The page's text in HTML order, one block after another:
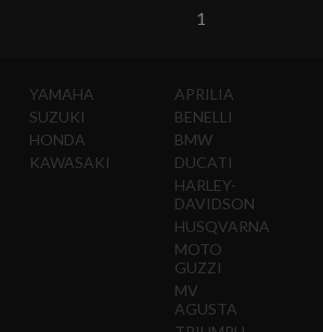
1
YAMAHA
SUZUKI
HONDA
KAWASAKI
APRILIA
BENELLI
BMW
DUCATI
HARLEY-
DAVIDSON
HUSQVARNA
MOTO
GUZZI
MV
AGUSTA